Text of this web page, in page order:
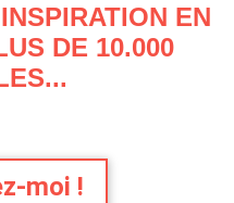
EN
DE 10.000
moi !